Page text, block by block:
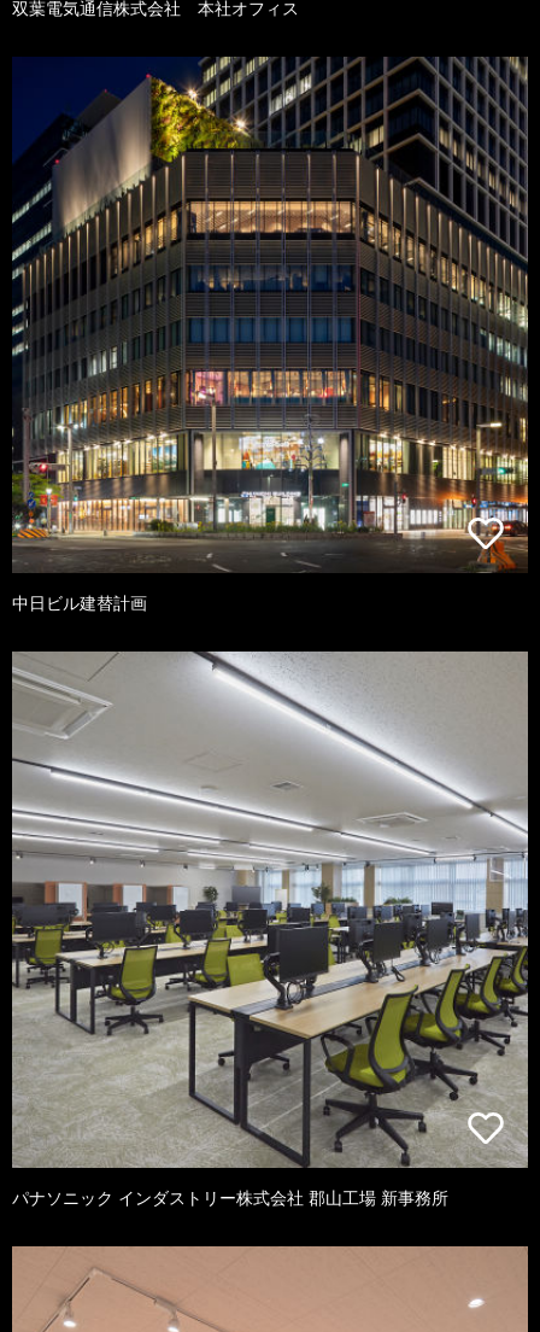
双葉電気通信株式会社 本社オフィス
中日ビル建替計画
パナソニック インダストリー株式会社 郡山工場 新事務所